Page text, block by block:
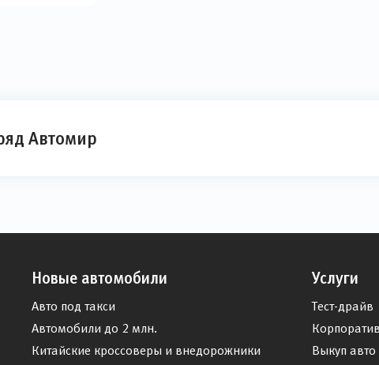
Автомир
Новые автомобили
Авто под такси
Автомобили до 2 млн.
Китайские кроссоверы и внедорожники
Услуги
Тест-драйв
Выкуп авто